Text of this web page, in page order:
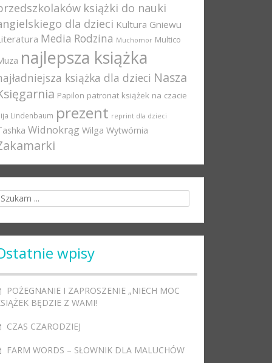
książki do nauki
dla dzieci Kultura Gniewu
Media Rodzina Muchomor Multico
najlepsza książka
książka dla dzieci Nasza
Papilon patronat książek na czacie
Lindenbaum prezent reprint dla dzieci
Widnokrąg Wilga Wytwórnia
for:
wpisy
POŻEGNANIE I ZAPROSZENIE „NIECH MOC
BĘDZIE Z WAMI!
CZAS CZARODZIEJ
FARM WORDS – SŁOWNIK DLA MALUCHÓW